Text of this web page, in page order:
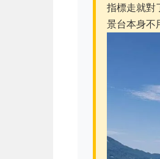
指標走就對
景台本身不